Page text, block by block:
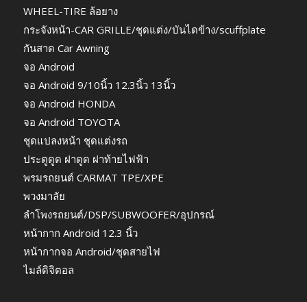
WHEEL-TIRE ล้อยาง
กระจังหน้า-CAR GRILLE/ชุดแต่ง/บันไดข้าง/scuffplate
กันสาด Car Awning
จอ Android
จอ Android 9/10นิ้ว 12.3นิ้ว 13นิ้ว
จอ Android HONDA
จอ Android TOYOTA
ชุดแปลงหน้า ชุดแต่งรถ
ประตูดูด ฝาดูด ฝาท้ายไฟฟ้า
พรมรถยนต์ CARMAT TPE/XPE
พวงมาลัย
ลำโพงรถยนต์/DSP/SUBWOOFER/อุปกรณ์
หน้ากาก Android 12.3 นิ้ว
หน้ากากจอ Android/ชุดสายไฟ
ไมล์ดิจิตอล